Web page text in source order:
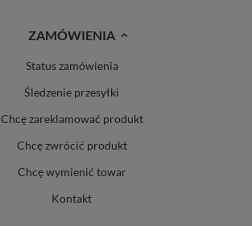
ZAMÓWIENIA
Status zamówienia
Śledzenie przesyłki
Chcę zareklamować produkt
Chcę zwrócić produkt
Chcę wymienić towar
Kontakt